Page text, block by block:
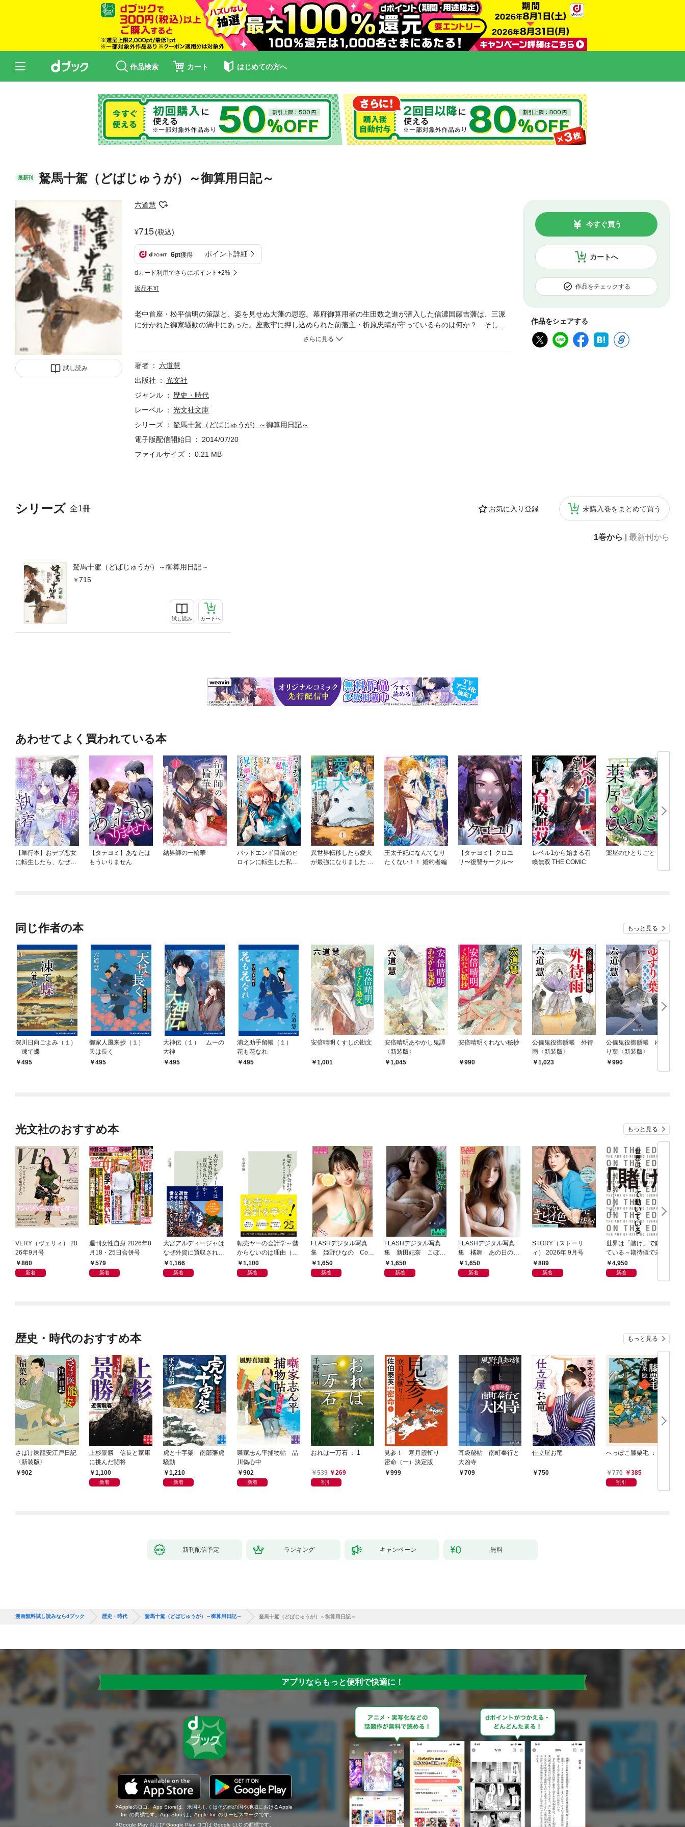
作品検索 カート はじめての方へ
最新刊 駑馬十駕（どばじゅうが）～御算用日記～
試し読み
六道慧
715(税込)
6pt獲得 ポイント詳細
dカード利用でさらにポイント+2%
返品不可
カートへ
今すぐ買う
作品をチェックする
作品をシェアする
シリーズ 全1冊 お気に入り登録 未購入巻をまとめて買う
1巻から 最新刊から
駑馬十駕（どばじゅうが）～御算用日記～
715
試し読み カートへ
老中首座・松平信明の策謀と、姿を見せぬ大藩の思惑。幕府御算用者の生田数之進が潜入した信濃国藤吉藩は、三派
に分かれた御家騒動の渦中にあった。座敷牢に押し込められた前藩主・折原忠晴が守っているものは何か？ そし
て、敵方に廻った竹馬の友との対決の行方は？ 胸が熱くなる「人の情け」と、目から鱗の「千両智恵」がたっぷり
著者
六道慧
出版社
光文社
ジャンル
歴史・時代
レーベル
光文社文庫
シリーズ
駑馬十駕（どばじゅうが）～御算用日記～
電子版配信開始日
2014/07/20
ファイルサイズ
0.21 MB
あわせてよく買われている本
【単行本】おデブ悪女
に転生したら、なぜか
【タテヨミ】あなたは
もういりません
結界師の一輪華
バッドエンド目前のヒ
ロインに転生した私、
異世界転移したら愛犬
が最強になりました ～
王太子妃になんてなり
たくない！！ 婚約者編
【タテヨミ】クロユ
リ〜復讐サークル〜
レベル1から始まる召
喚無双 THE COMIC
薬屋のひとりごと
同じ作者の本 もっと見る
深川日向ごよみ（１）
凍て蝶
495
御家人風来抄（１）
天は長く
495
大神伝（１） ムーの
大神
495
浦之助手留帳（１）
花も花なれ
495
安倍晴明くすしの勘文
1,001
安倍晴明あやかし鬼譚
〈新装版〉
1,045
安倍晴明くれない秘抄
990
公儀鬼役御膳帳 外待
雨〈新装版〉
1,023
公儀鬼役御膳帳 ゆず
り葉〈新装版〉
990
光文社のおすすめ本 もっと見る
VERY（ヴェリィ） 20
26年9月号
860
新着
週刊女性自身 2026年8
月18・25日合併号
579
新着
大宮アルディージャは
なぜ外資に買収された
のか？～日本サッカー
とスポーツビジネスに
1,166
新着
転売ヤーの会計学～儲
からないのは理由（わ
け）がある～
1,100
新着
FLASHデジタル写真
集 姫野ひなの Colo
rful Summer
1,650
新着
FLASHデジタル写真
集 新田妃奈 こぼれ
る1,650
新着
FLASHデジタル写真
集 橘舞 あの日の続
き1,650
新着
STORY（ストーリ
ィ） 2026年 9月号
889
新着
世界は「賭け」で動い
ている～期待値で未来
を読むリスクテイカー
たちの思考法～
4,950
新着
歴史・時代のおすすめ本 もっと見る
さばけ医龍安江戸日記
〈新装版〉
902
上杉景勝 信長と家康
に挑んだ闘将
1,100
新着
虎と十字架 南部藩虎
騒動
1,210
新着
噺家志ん平捕物帖 品
川偽心中
902
新着
おれは一万石 ： 1
539 269
割引
見参！ 寒月霞斬り
密命（一）決定版
999
耳袋秘帖 南町奉行と
大凶寺
709
仕立屋お竜
750
へっぽこ膝栗毛 ： 1
770 385
割引
新刊配信予定 ランキング キャンペーン 無料
漫画無料試し読みならdブック 歴史・時代 駑馬十駕（どばじゅうが）～御算用日記～ 駑馬十駕（どばじゅうが）～御算用日記～
アプリならもっと便利で快適に！
Appleのロゴ、App Storeは、米国もしくはその他の国や地域におけるApple
Inc.の商標です。App Storeは、Apple Inc.のサービスマークです。
Google Play および Google Play ロゴは Google LLC の商標です。